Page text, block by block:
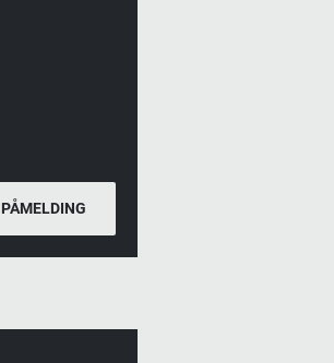
PÅMELDING